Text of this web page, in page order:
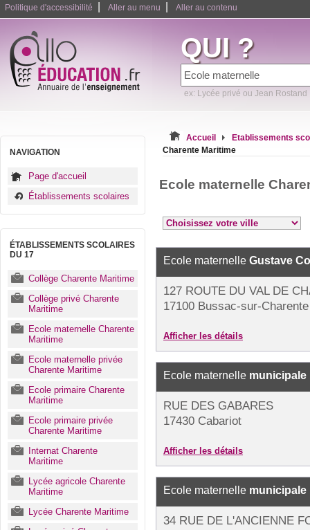
Politique d'accessibilité Aller au menu Aller au contenu
QUI ?
ex: Lycée privé ou Jean Rostand
NAVIGATION
Page d'accueil
Établissements scolaires
ÉTABLISSEMENTS SCOLAIRES
DU 17
Collège Charente Maritime
Collège privé Charente
Maritime
Ecole maternelle Charente
Maritime
Ecole maternelle privée
Charente Maritime
Ecole primaire Charente
Maritime
Ecole primaire privée
Charente Maritime
Internat Charente
Maritime
Lycée agricole Charente
Maritime
Lycée Charente Maritime
Accueil
Etablissements
Charente Maritime
Ecole maternelle
Ecole maternelle Gustave
127 ROUTE DU VAL DE
17100 Bussac-sur-Charente
Afficher les détails
Ecole maternelle municipale
RUE DES GABARES
17430 Cabariot
Afficher les détails
Ecole maternelle municipale
34 RUE DE L'ANCIENNE